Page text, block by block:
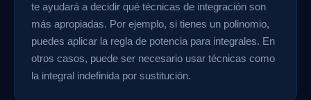
te ayudará a decidir qué técnicas de integración son
más apropiadas. Por ejemplo, si tienes un polinomio,
puedes aplicar la regla de potencia para integrales. En
otros casos, puede ser necesario usar técnicas como
la integral indefinida por sustitución.